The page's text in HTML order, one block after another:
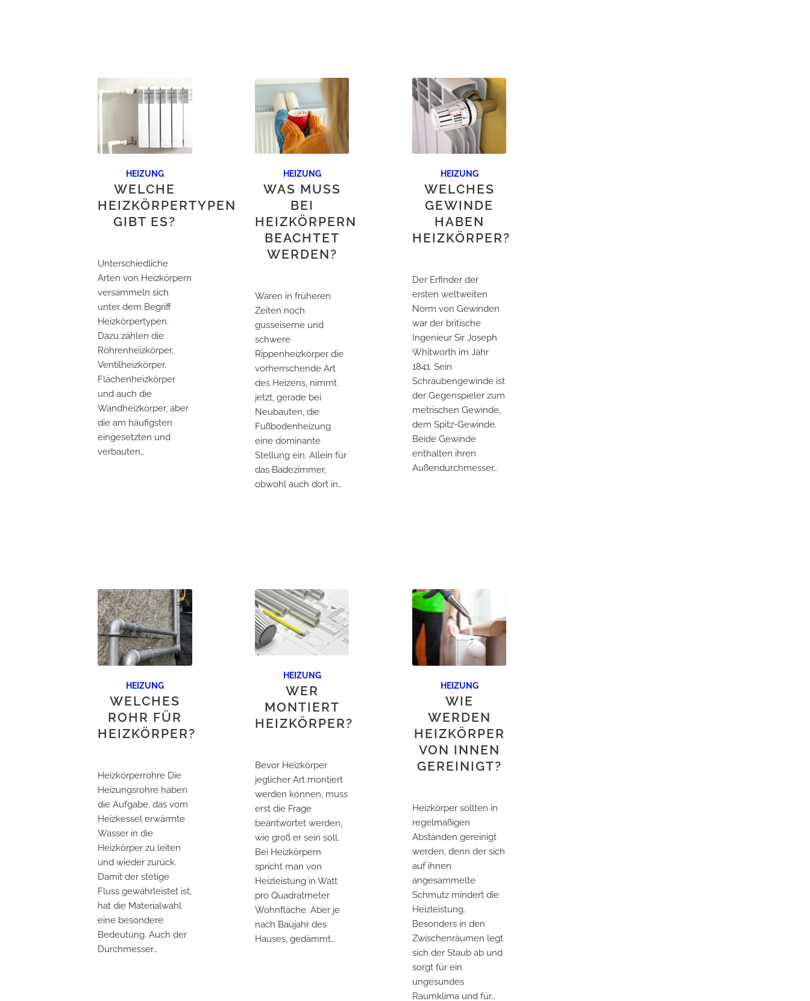
HEIZUNG
WELCHE
HEIZKÖRPERTYPEN
GIBT ES?
Unterschiedliche
Arten von Heizkörpern
versammeln sich
unter dem Begriff
Heizkörpertypen.
Dazu zählen die
Röhrenheizkörper,
Ventilheizkörper.
Flächenheizkörper
und auch die
Wandheizkörper, aber
die am häufigsten
eingesetzten und
verbauten…
HEIZUNG
WAS MUSS
BEI
HEIZKÖRPERN
BEACHTET
WERDEN?
Waren in früheren
Zeiten noch
gusseiserne und
schwere
Rippenheizkörper die
vorherrschende Art
des Heizens, nimmt
jetzt, gerade bei
Neubauten, die
Fußbodenheizung
eine dominante
Stellung ein. Allein für
das Badezimmer,
obwohl auch dort in…
HEIZUNG
WELCHES
GEWINDE
HABEN
HEIZKÖRPER?
Der Erfinder der
ersten weltweiten
Norm von Gewinden
war der britische
Ingenieur Sir Joseph
Whitworth im Jahr
1841. Sein
Schraubengewinde ist
der Gegenspieler zum
metrischen Gewinde,
dem Spitz-Gewinde.
Beide Gewinde
enthalten ihren
Außendurchmesser…
HEIZUNG
WELCHES
ROHR FÜR
HEIZKÖRPER?
Heizkörperrohre Die
Heizungsrohre haben
die Aufgabe, das vom
Heizkessel erwärmte
Wasser in die
Heizkörper zu leiten
und wieder zurück.
Damit der stetige
Fluss gewährleistet ist,
hat die Materialwahl
eine besondere
Bedeutung. Auch der
Durchmesser…
HEIZUNG
WER
MONTIERT
HEIZKÖRPER?
Bevor Heizkörper
jeglicher Art montiert
werden können, muss
erst die Frage
beantwortet werden,
wie groß er sein soll.
Bei Heizkörpern
spricht man von
Heizleistung in Watt
pro Quadratmeter
Wohnfläche. Aber je
nach Baujahr des
Hauses, gedämmt…
HEIZUNG
WIE
WERDEN
HEIZKÖRPER
VON INNEN
GEREINIGT?
Heizkörper sollten in
regelmäßigen
Abständen gereinigt
werden, denn der sich
auf ihnen
angesammelte
Schmutz mindert die
Heizleistung.
Besonders in den
Zwischenräumen legt
sich der Staub ab und
sorgt für ein
ungesundes
Raumklima und für…